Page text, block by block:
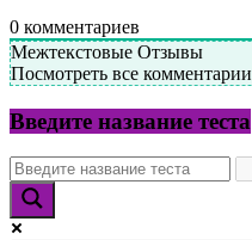
0 комментариев
Межтекстовые Отзывы
Посмотреть все комментарии
Введите название теста